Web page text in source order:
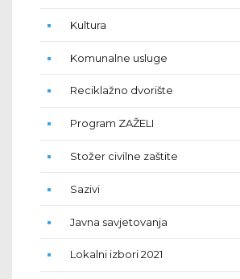
Kultura
Komunalne usluge
Reciklažno dvorište
Program ZAŽELI
Stožer civilne zaštite
Sazivi
Javna savjetovanja
Lokalni izbori 2021